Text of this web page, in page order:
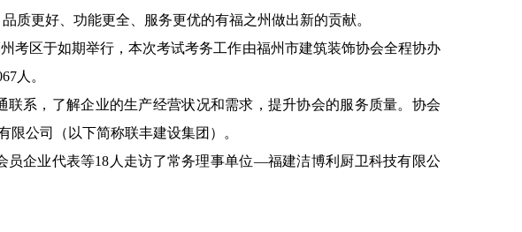
质更好、功能更全、服务更优的有福之州做出新的贡献。
考区于如期举行，本次考试考务工作由福州市建筑装饰协会全程协办
人。
系，了解企业的生产经营状况和需求，提升协会的服务质量。协会
公司（以下简称联丰建设集团）。
员企业代表等18人走访了常务理事单位—福建洁博利厨卫科技有限公